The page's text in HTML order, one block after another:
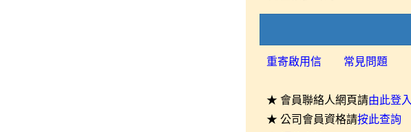
重寄啟用信 常見問題
★ 會員聯絡人網頁請由此登入
★ 公司會員資格請按此查詢